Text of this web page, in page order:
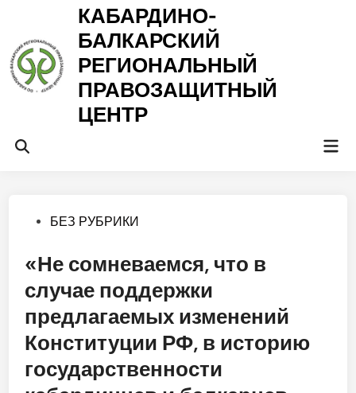
содержимому
КАБАРДИНО-
БАЛКАРСКИЙ
РЕГИОНАЛЬНЫЙ
ПРАВОЗАЩИТНЫЙ
ЦЕНТР
Открыть
Опубликовано
БЕЗ РУБРИКИ
«Не сомневаемся, что в
случае поддержки
предлагаемых изменений
Конституции РФ, в историю
государственности